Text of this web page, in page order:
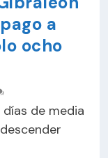
a
ocho
de media